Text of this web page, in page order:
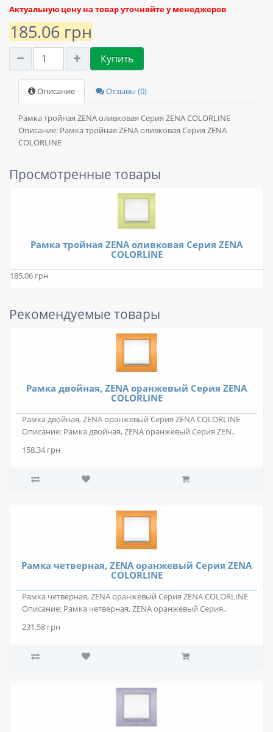
Актуальную цену на товар уточняйте у менеджеров
185.06 грн
Купить
Описание Отзывы (0)
Рамка тройная ZENA оливковая Серия ZENA COLORLINE
Описание: Рамка тройная ZENA оливковая Серия ZENA
COLORLINE
Просмотренные товары
Рамка тройная ZENA оливковая Серия ZENA
COLORLINE
185.06 грн
Рекомендуемые товары
Рамка двойная, ZENA оранжевый Серия ZENA
COLORLINE
Рамка двойная, ZENA оранжевый Серия ZENA COLORLINE
Описание: Рамка двойная, ZENA оранжевый Серия ZEN..
158.34 грн
Рамка четверная, ZENA оранжевый Серия ZENA
COLORLINE
Рамка четверная, ZENA оранжевый Серия ZENA COLORLINE
Описание: Рамка четверная, ZENA оранжевый Серия..
231.58 грн